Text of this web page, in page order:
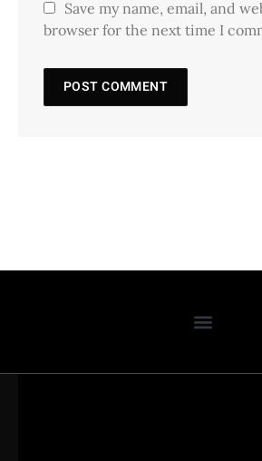
Save my name, email, and
browser for the next time I